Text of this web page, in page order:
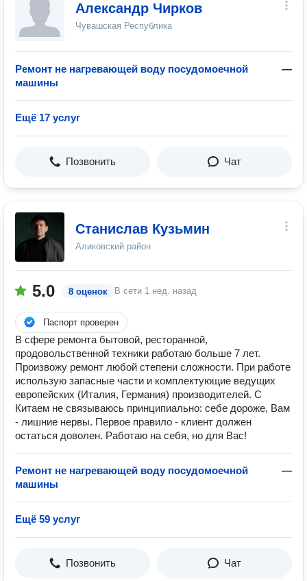
Александр Чирков
Чувашская Республика
Ремонт не нагревающей воду посудомоечной
машины
—
Ещё 17 услуг
Позвонить Чат
Станислав Кузьмин
Аликовский район
5.0 8 оценок В сети 1 нед. назад
Паспорт проверен
В сфере ремонта бытовой, ресторанной,
продовольственной техники работаю больше 7 лет.
Произвожу ремонт любой степени сложности. При работе
использую запасные части и комплектующие ведущих
европейских (Италия, Германия) производителей. С
Китаем не связываюсь принципиально: себе дороже, Вам
- лишние нервы. Первое правило - клиент должен
остаться доволен. Работаю на себя, но для Вас!
Ремонт не нагревающей воду посудомоечной
машины
—
Ещё 59 услуг
Позвонить Чат